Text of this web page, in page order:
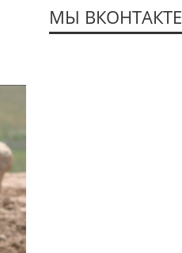
МЫ ВКОНТАКТЕ